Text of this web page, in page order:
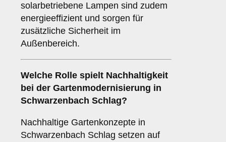
solarbetriebene Lampen sind zudem
energieeffizient und sorgen für
zusätzliche Sicherheit im
Außenbereich.
Welche Rolle spielt Nachhaltigkeit
bei der Gartenmodernisierung in
Schwarzenbach Schlag?
Nachhaltige Gartenkonzepte in
Schwarzenbach Schlag setzen auf